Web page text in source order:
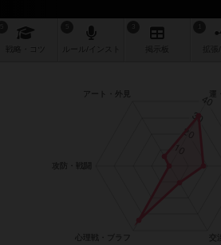
戦略